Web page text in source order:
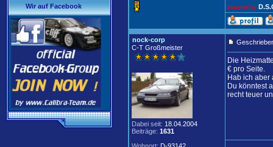
Wir auf Facebook powered by
nock-corp
C-T Großmeister
Dabei seit: 18.04.2004
Beiträge: 1631
Die
€ pro Seite.
Hab ich aber
Du könntest
recht teuer